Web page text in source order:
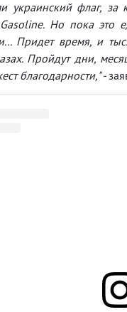
украинский флаг,
Но пока это
Придет время, и
Пройдут дни,
благодарности," -